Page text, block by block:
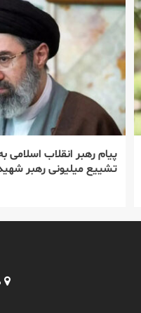
پیام رهبر انقلاب اسلامی
تشییع میلیونی رهبر